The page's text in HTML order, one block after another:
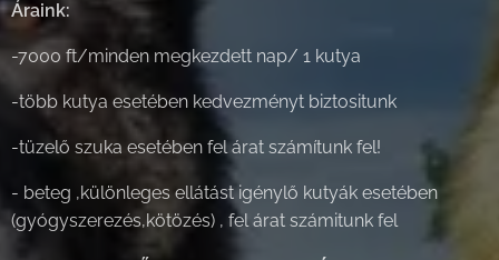
Áraink:
-7000 ft/minden megkezdett nap/ 1 kutya
-több kutya esetében kedvezményt biztositunk
-tüzelő szuka esetében fel árat számítunk fel!
- beteg ,különleges ellátást igénylő kutyák esetében
(gyógyszerezés,kötözés) , fel árat számitunk fel